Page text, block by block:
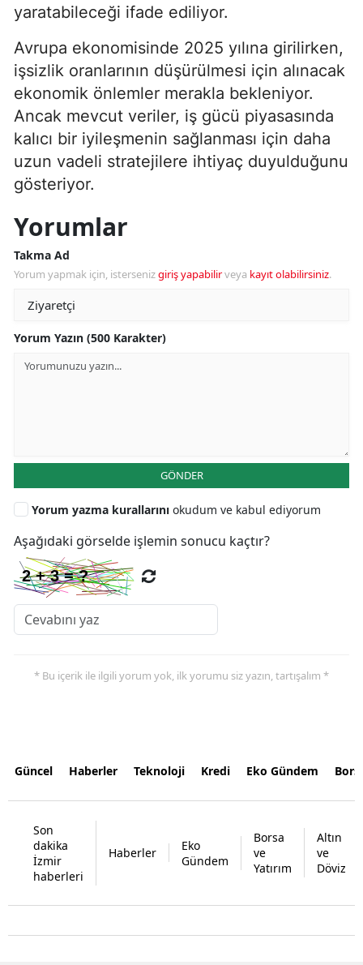
yaratabileceği ifade ediliyor.
Avrupa ekonomisinde 2025 yılına girilirken,
işsizlik oranlarının düşürülmesi için alınacak
ekonomik önlemler merakla bekleniyor.
Ancak mevcut veriler, iş gücü piyasasında
kalıcı bir iyileşmenin sağlanması için daha
uzun vadeli stratejilere ihtiyaç duyulduğunu
gösteriyor.
Yorumlar
Takma Ad
Yorum yapmak için, istersenizgiriş yapabilirveya kayıt olabilirsiniz.
Yorum Yazın (500 Karakter)
GÖNDER
Yorum yazma kurallarını okudum ve kabul ediyorum
Aşağıdaki görselde işlemin sonucu kaçtır?
* Bu içerik ile ilgili yorum yok, ilk yorumu siz yazın, tartışalım *
Güncel Haberler Teknoloji Kredi Eko Gündem
Son
dakika
İzmir
haberleri
Haberler
Eko
Gündem
Borsa
ve
Yatırım
Altın
ve
Döviz